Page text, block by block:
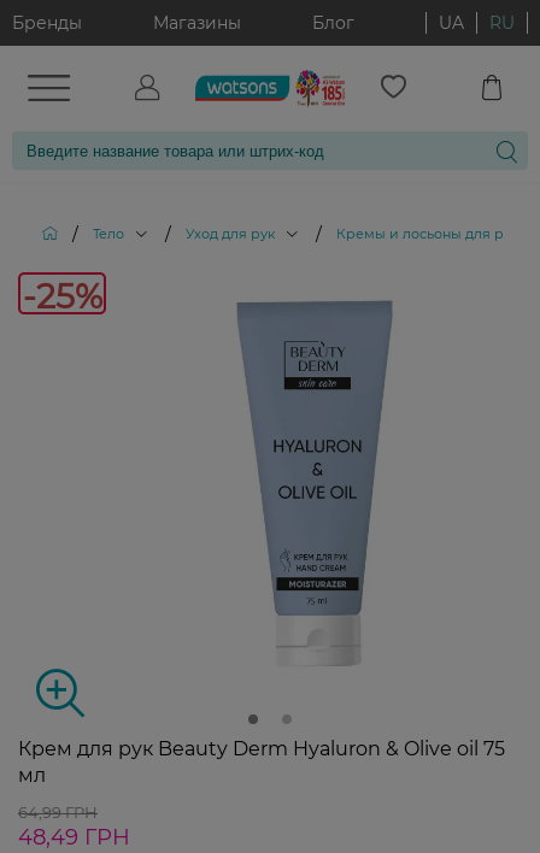
Бренды Магазины Блог UA RU
/ Тело / Уход для рук / Кремы и лосьоны для рук
-25%
Крем для рук Beauty Derm Hyaluron & Olive oil 75
мл
64,99 ГРН
48,49 ГРН